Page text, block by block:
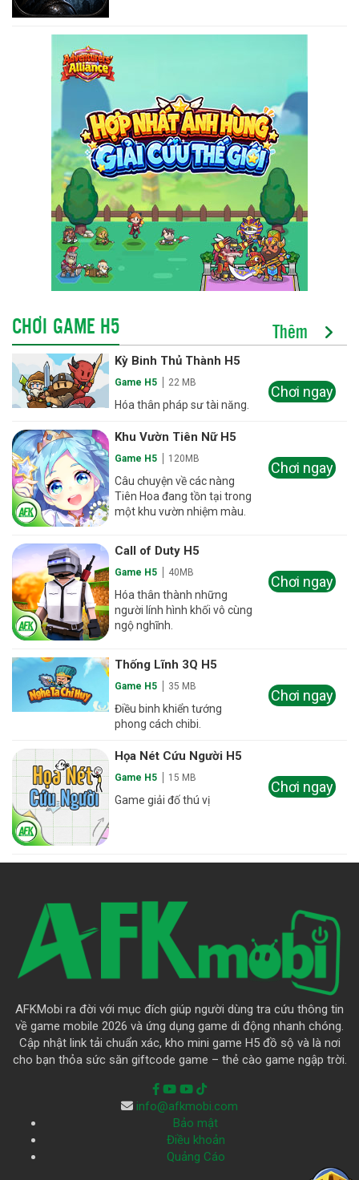
CHƠI GAME H5 Thêm
Kỳ Binh Thủ Thành H5
Game H5 22 MB
Hóa thân pháp sư tài năng.
Chơi ngay
Khu Vườn Tiên Nữ H5
Game H5 120MB
Câu chuyện về các nàng
Tiên Hoa đang tồn tại trong
một khu vườn nhiệm màu.
Chơi ngay
Call of Duty H5
Game H5 40MB
Hóa thân thành những
người lính hình khối vô cùng
ngộ nghĩnh.
Chơi ngay
Thống Lĩnh 3Q H5
Game H5 35 MB
Điều binh khiển tướng
phong cách chibi.
Chơi ngay
Họa Nét Cứu Người H5
Game H5 15 MB
Game giải đố thú vị
Chơi ngay
AFKMobi ra đời với mục đích giúp người dùng tra cứu thông tin
về game mobile 2026 và ứng dụng game di động nhanh chóng.
Cập nhật link tải chuẩn xác, kho mini game H5 đồ sộ và là nơi
cho bạn thỏa sức săn giftcode game – thẻ cào game ngập trời.
info@afkmobi.com
Bảo mật
Điều khoản
Quảng Cáo